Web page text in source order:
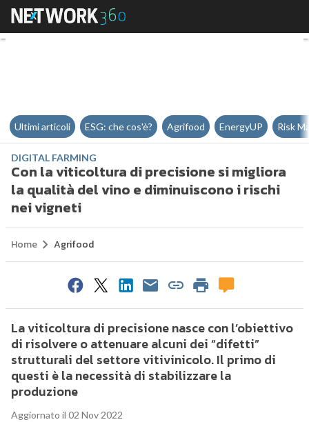
Con la viticoltura di precisione
Ultimi articoli ESG: che cos'è? Agrifood EnergyUP Risk
DIGITAL FARMING
Con la viticoltura di precisione si migliora
la qualità del vino e diminuiscono i rischi
nei vigneti
Home Agrifood
La viticoltura di precisione nasce con l’obiettivo
di risolvere o attenuare alcuni dei “difetti”
strutturali del settore vitivinicolo. Il primo di
questi è la necessità di stabilizzare la
produzione
Aggiornato il 02 Nov 2022